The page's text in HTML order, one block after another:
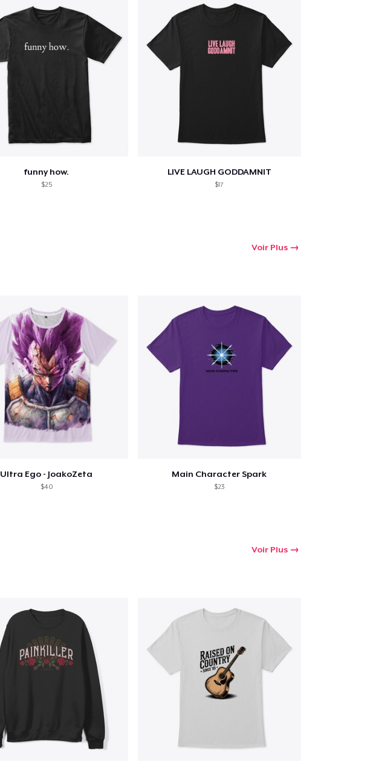
funny how.
$25
LIVE LAUGH GODDAMNIT
$17
Voir Plus
Ultra Ego - JoakoZeta
$40
Main Character Spark
$23
Voir Plus
Qté
Continuer Mes Achats